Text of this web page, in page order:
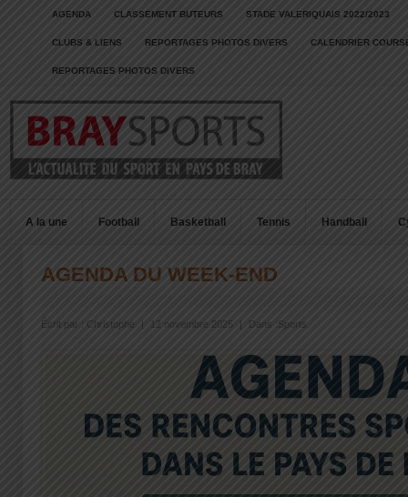
AGENDA CLASSEMENT BUTEURS STADE VALERIQUAIS 2022/2023
CLUBS & LIENS REPORTAGES PHOTOS DIVERS CALENDRIER
REPORTAGES PHOTOS DIVERS
A la une Football Basketball Tennis Handball
AGENDA DU WEEK-END
Écrit par : Christophe 12 novembre 2025 Dans : Sports